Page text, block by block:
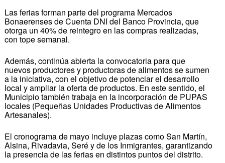
Las ferias forman parte del programa Mercados
Bonaerenses de Cuenta DNI del Banco Provincia, que
otorga un 40% de reintegro en las compras realizadas,
con tope semanal.
Además, continúa abierta la convocatoria para que
nuevos productores y productoras de alimentos se sumen
a la iniciativa, con el objetivo de potenciar el desarrollo
local y ampliar la oferta de productos. En este sentido, el
Municipio también trabaja en la incorporación de PUPAS
locales (Pequeñas Unidades Productivas de Alimentos
Artesanales).
El cronograma de mayo incluye plazas como San Martín,
Alsina, Rivadavia, Seré y de los Inmigrantes, garantizando
la presencia de las ferias en distintos puntos del distrito.